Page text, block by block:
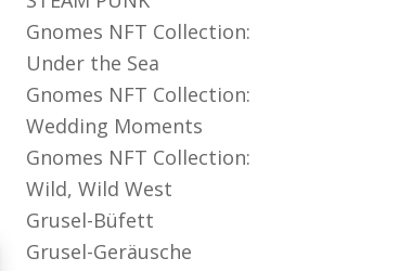
Gnomes NFT Collection:
Under the Sea
Gnomes NFT Collection:
Wedding Moments
Gnomes NFT Collection:
Wild, Wild West
Grusel-Büfett
Grusel-Geräusche